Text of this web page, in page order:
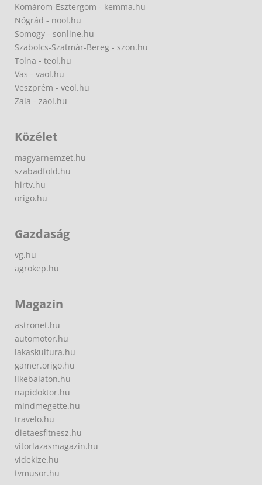
Komárom-Esztergom - kemma.hu
Nógrád - nool.hu
Somogy - sonline.hu
Szabolcs-Szatmár-Bereg - szon.hu
Tolna - teol.hu
Vas - vaol.hu
Veszprém - veol.hu
Zala - zaol.hu
Közélet
magyarnemzet.hu
szabadfold.hu
hirtv.hu
origo.hu
Gazdaság
vg.hu
agrokep.hu
Magazin
astronet.hu
automotor.hu
lakaskultura.hu
gamer.origo.hu
likebalaton.hu
napidoktor.hu
mindmegette.hu
travelo.hu
dietaesfitnesz.hu
vitorlazasmagazin.hu
videkize.hu
tvmusor.hu